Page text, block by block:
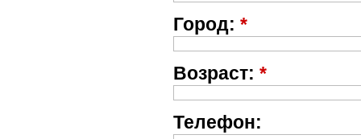
Город: *
Возраст: *
Телефон: